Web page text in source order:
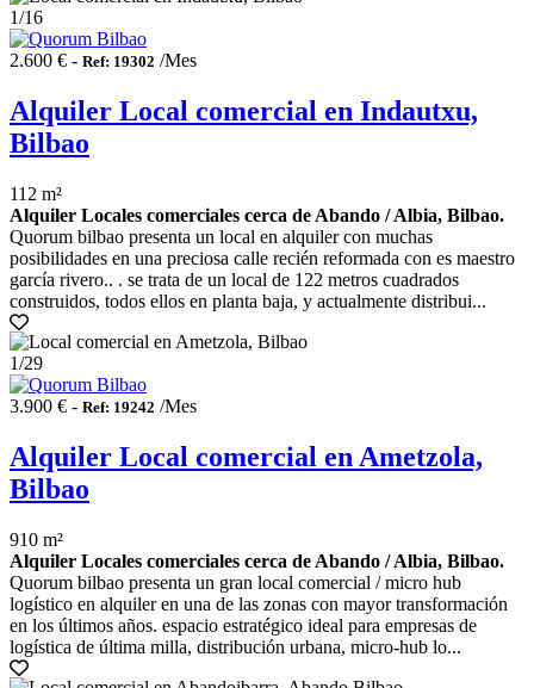
1/16
2.600 € - Ref: 19302 /Mes
Alquiler Local comercial en Indautxu,
Bilbao
112 m²
Alquiler Locales comerciales cerca de Abando / Albia, Bilbao.
Quorum bilbao presenta un local en alquiler con muchas
posibilidades en una preciosa calle recién reformada con es maestro
garcía rivero.. . se trata de un local de 122 metros cuadrados
construidos, todos ellos en planta baja, y actualmente distribui...
1/29
3.900 € - Ref: 19242 /Mes
Alquiler Local comercial en Ametzola,
Bilbao
910 m²
Alquiler Locales comerciales cerca de Abando / Albia, Bilbao.
Quorum bilbao presenta un gran local comercial / micro hub
logístico en alquiler en una de las zonas con mayor transformación
en los últimos años. espacio estratégico ideal para empresas de
logística de última milla, distribución urbana, micro-hub lo...